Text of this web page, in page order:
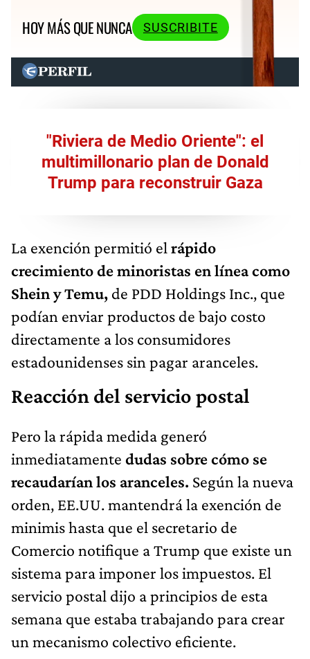
HOY MÁS QUE NUNCA
SUSCRIBITE
"Riviera de Medio Oriente": el
multimillonario plan de Donald
Trump para reconstruir Gaza
La exención permitió el rápido
crecimiento de minoristas en línea como
Shein y Temu, de PDD Holdings Inc., que
podían enviar productos de bajo costo
directamente a los consumidores
estadounidenses sin pagar aranceles.
Reacción del servicio postal
Pero la rápida medida generó
inmediatamente dudas sobre cómo se
recaudarían los aranceles. Según la nueva
orden, EE.UU. mantendrá la exención de
minimis hasta que el secretario de
Comercio notifique a Trump que existe un
sistema para imponer los impuestos. El
servicio postal dijo a principios de esta
semana que estaba trabajando para crear
un mecanismo colectivo eficiente.